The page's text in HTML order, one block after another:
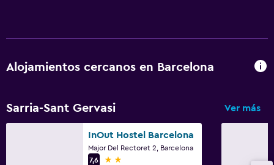
Alojamientos cercanos en Barcelona
Sarria-Sant Gervasi Ver más
InOut Hostel Barcelona
Major Del Rectoret 2, Barcelona
7,6
2 estrellas